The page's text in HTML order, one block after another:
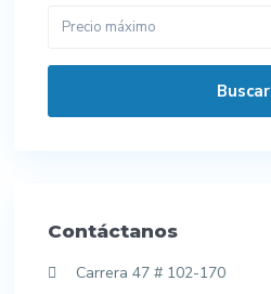
Buscar
Contáctanos
Carrera 47 # 102-170